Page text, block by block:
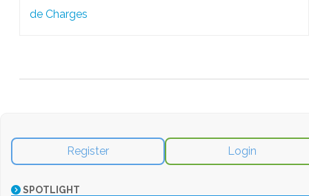
de Charges
Register Login
SPOTLIGHT